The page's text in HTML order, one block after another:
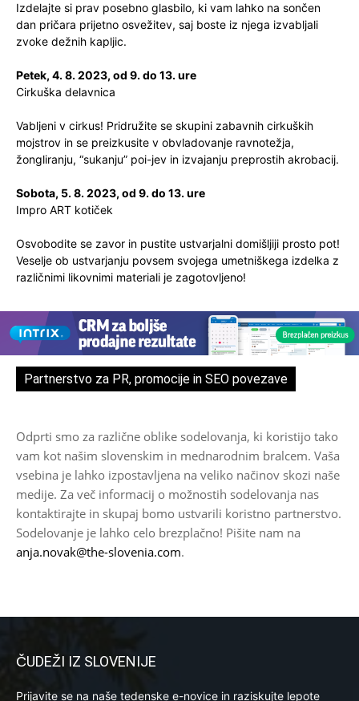
Izdelajte si prav posebno glasbilo, ki vam lahko na sončen
dan pričara prijetno osvežitev, saj boste iz njega izvabljali
zvoke dežnih kapljic.
Petek, 4. 8. 2023, od 9. do 13. ure
Cirkuška delavnica
Vabljeni v cirkus! Pridružite se skupini zabavnih cirkuških
mojstrov in se preizkusite v obvladovanje ravnotežja,
žongliranju, “sukanju” poi-jev in izvajanju preprostih akrobacij.
Sobota, 5. 8. 2023, od 9. do 13. ure
Impro ART kotiček
Osvobodite se zavor in pustite ustvarjalni domišljiji prosto pot!
Veselje ob ustvarjanju povsem svojega umetniškega izdelka z
različnimi likovnimi materiali je zagotovljeno!
Partnerstvo za PR, promocije in SEO povezave
Odprti smo za različne oblike sodelovanja, ki koristijo tako
vam kot našim slovenskim in mednarodnim bralcem. Vaša
vsebina je lahko izpostavljena na veliko načinov skozi naše
medije. Za več informacij o možnostih sodelovanja nas
kontaktirajte in skupaj bomo ustvarili koristno partnerstvo.
Sodelovanje je lahko celo brezplačno! Pišite nam na
anja.novak@the-slovenia.com.
ČUDEŽI IZ SLOVENIJE
Prijavite se na naše tedenske e-novice in raziskujte lepote